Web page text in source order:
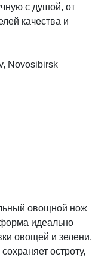
с душой, от
качества и
Novosibirsk
овощной нож
идеально
овощей и зелени.
остроту,